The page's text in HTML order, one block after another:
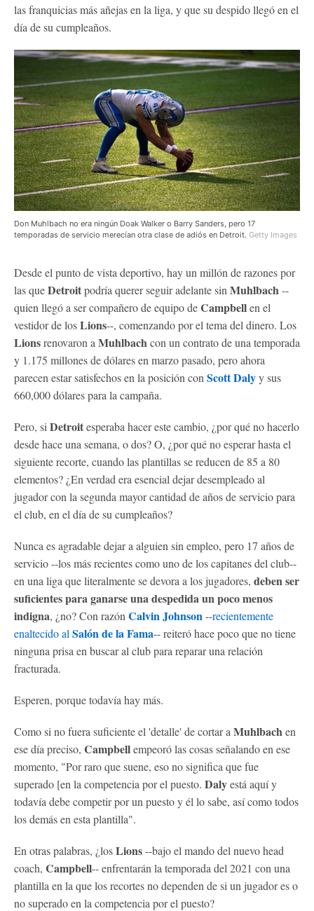
las franquicias más añejas en la liga, y que su despido llegó en el
día de su cumpleaños.
Don Muhlbach no era ningún Doak Walker o Barry Sanders, pero 17
temporadas de servicio merecían otra clase de adiós en Detroit. Getty Images
Desde el punto de vista deportivo, hay un millón de razones por
las queDetroitpodría querer seguir adelante sin Muhlbach--
quien llegó a ser compañero de equipo deCampbellen el
vestidor de losLions--, comenzando por el tema del dinero. Los
Lionsrenovaron a Muhlbachcon un contrato de una temporada
y 1.175 millones de dólares en marzo pasado, pero ahora
parecen estar satisfechos en la posición con Scott Dalyy sus
660,000 dólares para la campaña.
Pero, si Detroitesperaba hacer este cambio, ¿por qué no hacerlo
desde hace una semana, o dos? O, ¿por qué no esperar hasta el
siguiente recorte, cuando las plantillas se reducen de 85 a 80
elementos? ¿En verdad era esencial dejar desempleado al
jugador con la segunda mayor cantidad de años de servicio para
el club, en el día de su cumpleaños?
Nunca es agradable dejar a alguien sin empleo, pero 17 años de
servicio --los más recientes como uno de los capitanes del club--
en una liga que literalmente se devora a los jugadores, deben ser
suficientes para ganarse una despedida un poco menos
indigna, ¿no? Con razón Calvin Johnson--recientemente
enaltecido al Salón de la Fama-- reiteró hace poco que no tiene
ninguna prisa en buscar al club para reparar una relación
fracturada.
Esperen, porque todavía hay más.
Como si no fuera suficiente el 'detalle' de cortar a Muhlbachen
ese día preciso, Campbellempeoró las cosas señalando en ese
momento, "Por raro que suene, eso no significa que fue
superado [en la competencia por el puesto. Dalyestá aquí y
todavía debe competir por un puesto y él lo sabe, así como todos
los demás en esta plantilla".
En otras palabras, ¿losLions--bajo el mando del nuevo head
coach, Campbell-- enfrentarán la temporada del 2021 con una
plantilla en la que los recortes no dependen de si un jugador es o
no superado en la competencia por el puesto?